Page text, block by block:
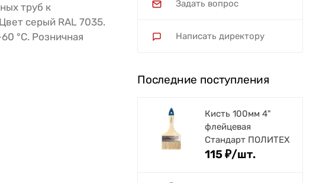
труб к
серый RAL 7035.
°С. Розничная
Задать вопрос
Написать директору
Последние поступления
Кисть 100мм 4"
флейцевая
Стандарт ПОЛИТЕХ
115₽/шт.